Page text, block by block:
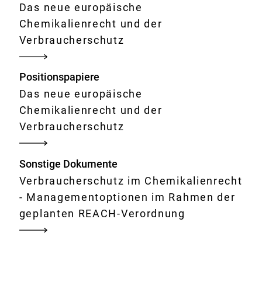
Das neue europäische
Chemikalienrecht und der
Verbraucherschutz
Positionspapiere
Das neue europäische
Chemikalienrecht und der
Verbraucherschutz
Sonstige Dokumente
Verbraucherschutz im Chemikalienrecht
- Managementoptionen im Rahmen der
geplanten REACH-Verordnung